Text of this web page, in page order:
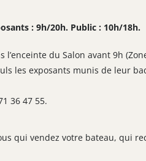
: 9h/20h. Public : 10h/18h.
du Salon avant 9h
les exposants munis de leur
36 47 55.
qui vendez votre bateau, qui